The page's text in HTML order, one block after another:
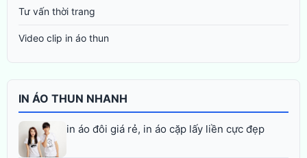
Tư vấn thời trang
Video clip in áo thun
IN ÁO THUN NHANH
in áo đôi giá rẻ, in áo cặp lấy liền cực đẹp